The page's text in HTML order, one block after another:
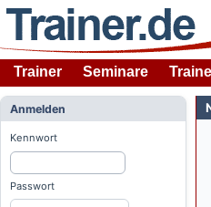
Trainer Seminare
Anmelden
Kennwort
Passwort